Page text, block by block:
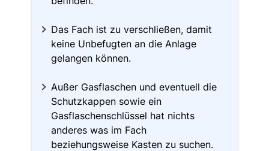
Das Fach ist zu verschließen, damit
keine Unbefugten an die Anlage
gelangen können.
Außer Gasflaschen und eventuell die
Schutzkappen sowie ein
Gasflaschenschlüssel hat nichts
anderes was im Fach
beziehungsweise Kasten zu suchen.